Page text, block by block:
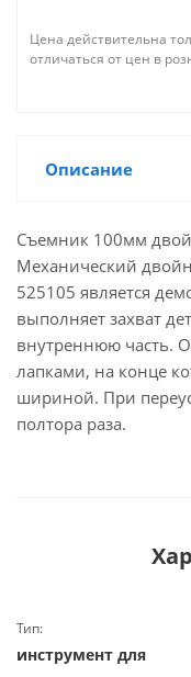
Цена действительна
отличаться от цен в
Описание
Съемник 100мм
Механический
525105 является
выполняет захват
внутреннюю часть.
лапками, на конце
шириной. При
полтора раза.
Тип:
инструмент для